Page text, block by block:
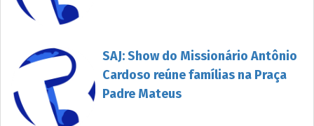
SAJ: Show do Missionário Antônio
Cardoso reúne famílias na Praça
Padre Mateus